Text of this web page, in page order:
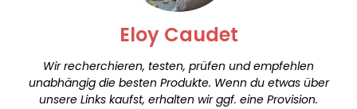
Eloy Caudet
Wir recherchieren, testen, prüfen und empfehlen
unabhängig die besten Produkte. Wenn du etwas über
unsere Links kaufst, erhalten wir ggf. eine Provision.